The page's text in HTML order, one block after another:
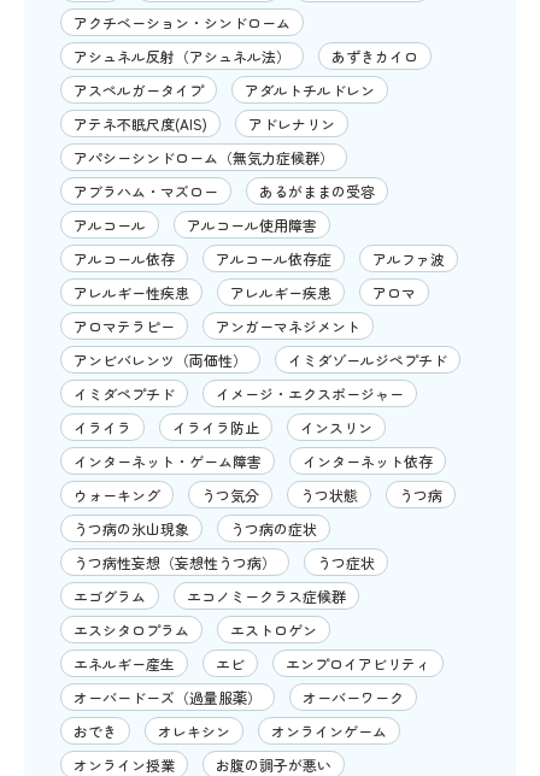
アクチベーション・シンドローム
アシュネル反射（アシュネル法）
あずきカイロ
アスペルガータイプ
アダルトチルドレン
アテネ不眠尺度(AIS)
アドレナリン
アパシーシンドローム（無気力症候群）
アブラハム・マズロー
あるがままの受容
アルコール
アルコール使用障害
アルコール依存
アルコール依存症
アルファ波
アレルギー性疾患
アレルギー疾患
アロマ
アロマテラピー
アンガーマネジメント
アンビバレンツ（両価性）
イミダゾールジペプチド
イミダペプチド
イメージ・エクスポージャー
イライラ
イライラ防止
インスリン
インターネット・ゲーム障害
インターネット依存
ウォーキング
うつ気分 うつ状態
うつ病
うつ病の氷山現象
うつ病の症状
うつ病性妄想（妄想性うつ病）
うつ症状
エゴグラム
エコノミークラス症候群
エスシタロプラム
エストロゲン
エネルギー産生
エビ
エンプロイアビリティ
オーバードーズ（過量服薬）
オーバーワーク
おでき
オレキシン
オンラインゲーム
オンライン授業
お腹の調子が悪い